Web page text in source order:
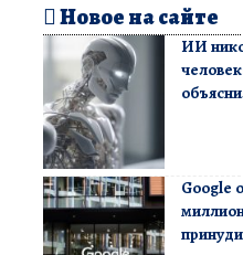
Новое на сайте
ИИ
Google